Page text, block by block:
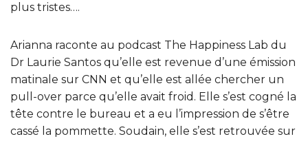
plus tristes….
Arianna raconte au podcast The Happiness Lab du
Dr Laurie Santos qu’elle est revenue d’une émission
matinale sur CNN et qu’elle est allée chercher un
pull-over parce qu’elle avait froid. Elle s’est cogné la
tête contre le bureau et a eu l’impression de s’être
cassé la pommette. Soudain, elle s’est retrouvée sur